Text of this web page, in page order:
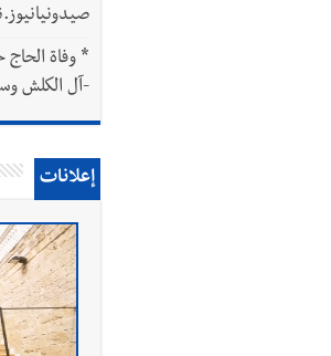
*
-آل الكلش
إعلانات